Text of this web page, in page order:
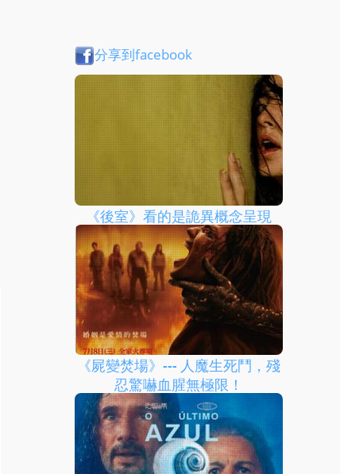
分享到facebook
《後室》看的是詭異概念呈現
《屍變焚場》--- 人魔生死鬥，殘
忍驚嚇血腥無極限！